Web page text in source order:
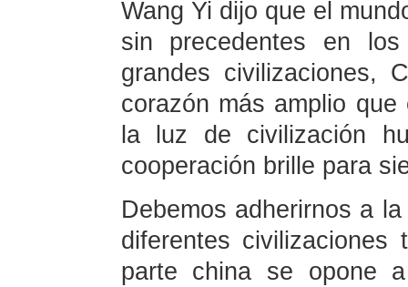
Wang Yi dijo que el
sin precedentes en
grandes civilizaciones,
corazón más amplio
la luz de civilización
cooperación brille para
Debemos adherirnos a
diferentes civilizaciones
parte china se opone